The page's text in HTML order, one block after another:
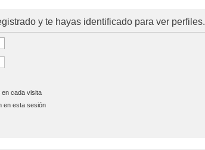
y te hayas identificado para ver perfiles.
en cada visita
en esta sesión